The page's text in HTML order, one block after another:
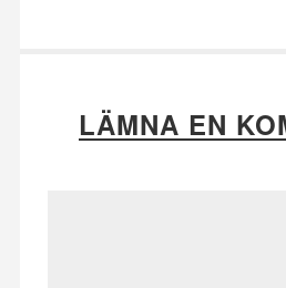
LÄMNA EN